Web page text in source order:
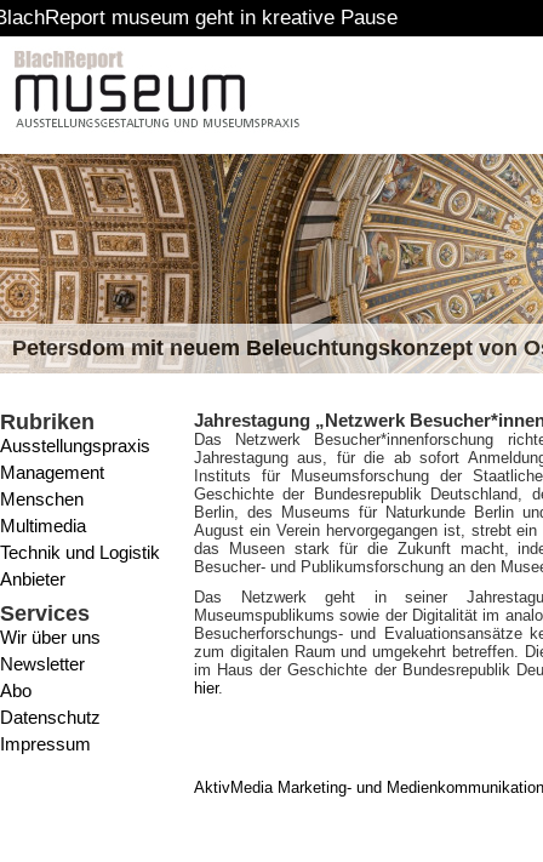
museum geht in kreative Pause
Petersdom mit neuem Beleuchtungskonzept von
Rubriken
Ausstellungspraxis
Management
Menschen
Multimedia
Technik und Logistik
Anbieter
Services
Wir über uns
Newsletter
Abo
Datenschutz
Impressum
Jahrestagung „Netzwerk
Das Netzwerk Besucher*innenforschung
Jahrestagung aus, für die ab sofort
Instituts für Museumsforschung der
Geschichte der Bundesrepublik Deutschland,
Berlin, des Museums für Naturkunde Berlin
August ein Verein hervorgegangen ist, strebt
das Museen stark für die Zukunft macht,
Besucher- und Publikumsforschung an den
Das Netzwerk geht in seiner
Museumspublikums sowie der Digitalität im
Besucherforschungs- und Evaluationsansätze
zum digitalen Raum und umgekehrt betreffen.
im Haus der Geschichte der Bundesrepublik
hier.
AktivMedia Marketing- und